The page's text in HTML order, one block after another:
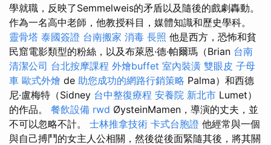
學就職，反映了Semmelweis的矛盾以及隨後的戲劇轟動。
作為一名高中老師，他教授科目，媒體知識和歷史學科。
靈骨塔 泰國簽證 台南搬家 消毒 長照 他是西方，恐怖和貧
民窟電影類型的粉絲，以及布萊恩·德·帕爾瑪（Brian 台南
清潔公司 台北按摩課程 外燴buffet 室內裝潢 雙眼皮 子母
車 歐式外燴 de 助您成功的網路行銷策略 Palma）和西德
尼·盧梅特（Sidney 台中整復療程 安養院 新北市 Lumet）
的作品。 餐飲設備 rwd ØysteinMamen，導演的丈夫，並
不可以忽略不計。 士林推拿技術 卡式台胞證 他經常與一個
與自己搏鬥的女主人公相關，然後從後面緊隨其後，將其關